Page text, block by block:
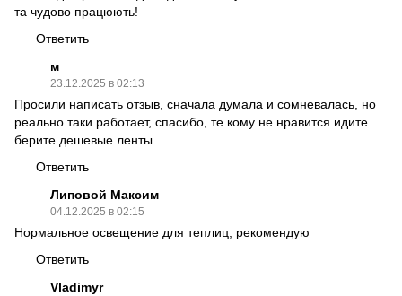
та чудово працюють!
Ответить
м
23.12.2025 в 02:13
Просили написать отзыв, сначала думала и сомневалась, но
реально таки работает, спасибо, те кому не нравится идите
берите дешевые ленты
Ответить
Липовой Максим
04.12.2025 в 02:15
Нормальное освещение для теплиц, рекомендую
Ответить
Vladimyr